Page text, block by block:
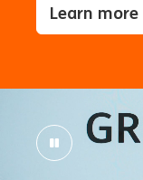
Learn